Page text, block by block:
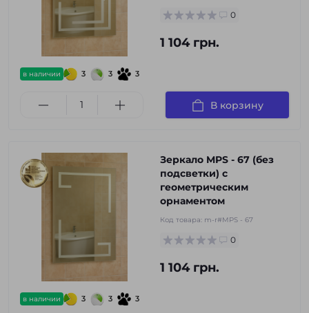
в наличии 3 3 3
0
1 104 грн.
В корзину
в наличии 3 3 3
Зеркало MPS - 67 (без
подсветки) с
геометрическим
орнаментом
Код товара: m-r#MPS - 67
0
1 104 грн.